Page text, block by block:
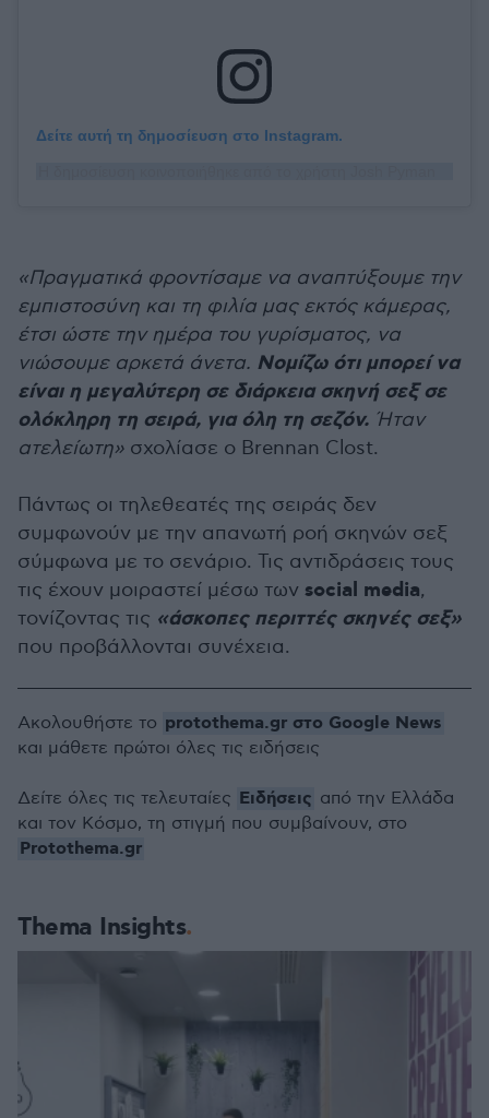
Δείτε αυτή τη δημοσίευση στο Instagram.
«Πραγματικά φροντίσαμε να αναπτύξουμε την
εμπιστοσύνη και τη φιλία μας εκτός κάμερας,
έτσι ώστε την ημέρα του γυρίσματος, να
νιώσουμε αρκετά άνετα. Νομίζω ότι μπορεί να
είναι η μεγαλύτερη σε διάρκεια σκηνή σεξ σε
ολόκληρη τη σειρά, για όλη τη σεζόν. Ήταν
ατελείωτη» σχολίασε ο Brennan Clost.
Πάντως οι τηλεθεατές της σειράς δεν
συμφωνούν με την απανωτή ροή σκηνών σεξ
σύμφωνα με το σενάριο. Τις αντιδράσεις τους
τις έχουν μοιραστεί μέσω των social media,
τονίζοντας τις «άσκοπες περιττές σκηνές σεξ»
που προβάλλονται συνέχεια.
Thema Insights
Ακολουθήστε το protothema.gr στο Google News
και μάθετε πρώτοι όλες τις ειδήσεις
Δείτε όλες τις τελευταίες Ειδήσεις από την Ελλάδα
και τον Κόσμο, τη στιγμή που συμβαίνουν, στο
Protothema.gr